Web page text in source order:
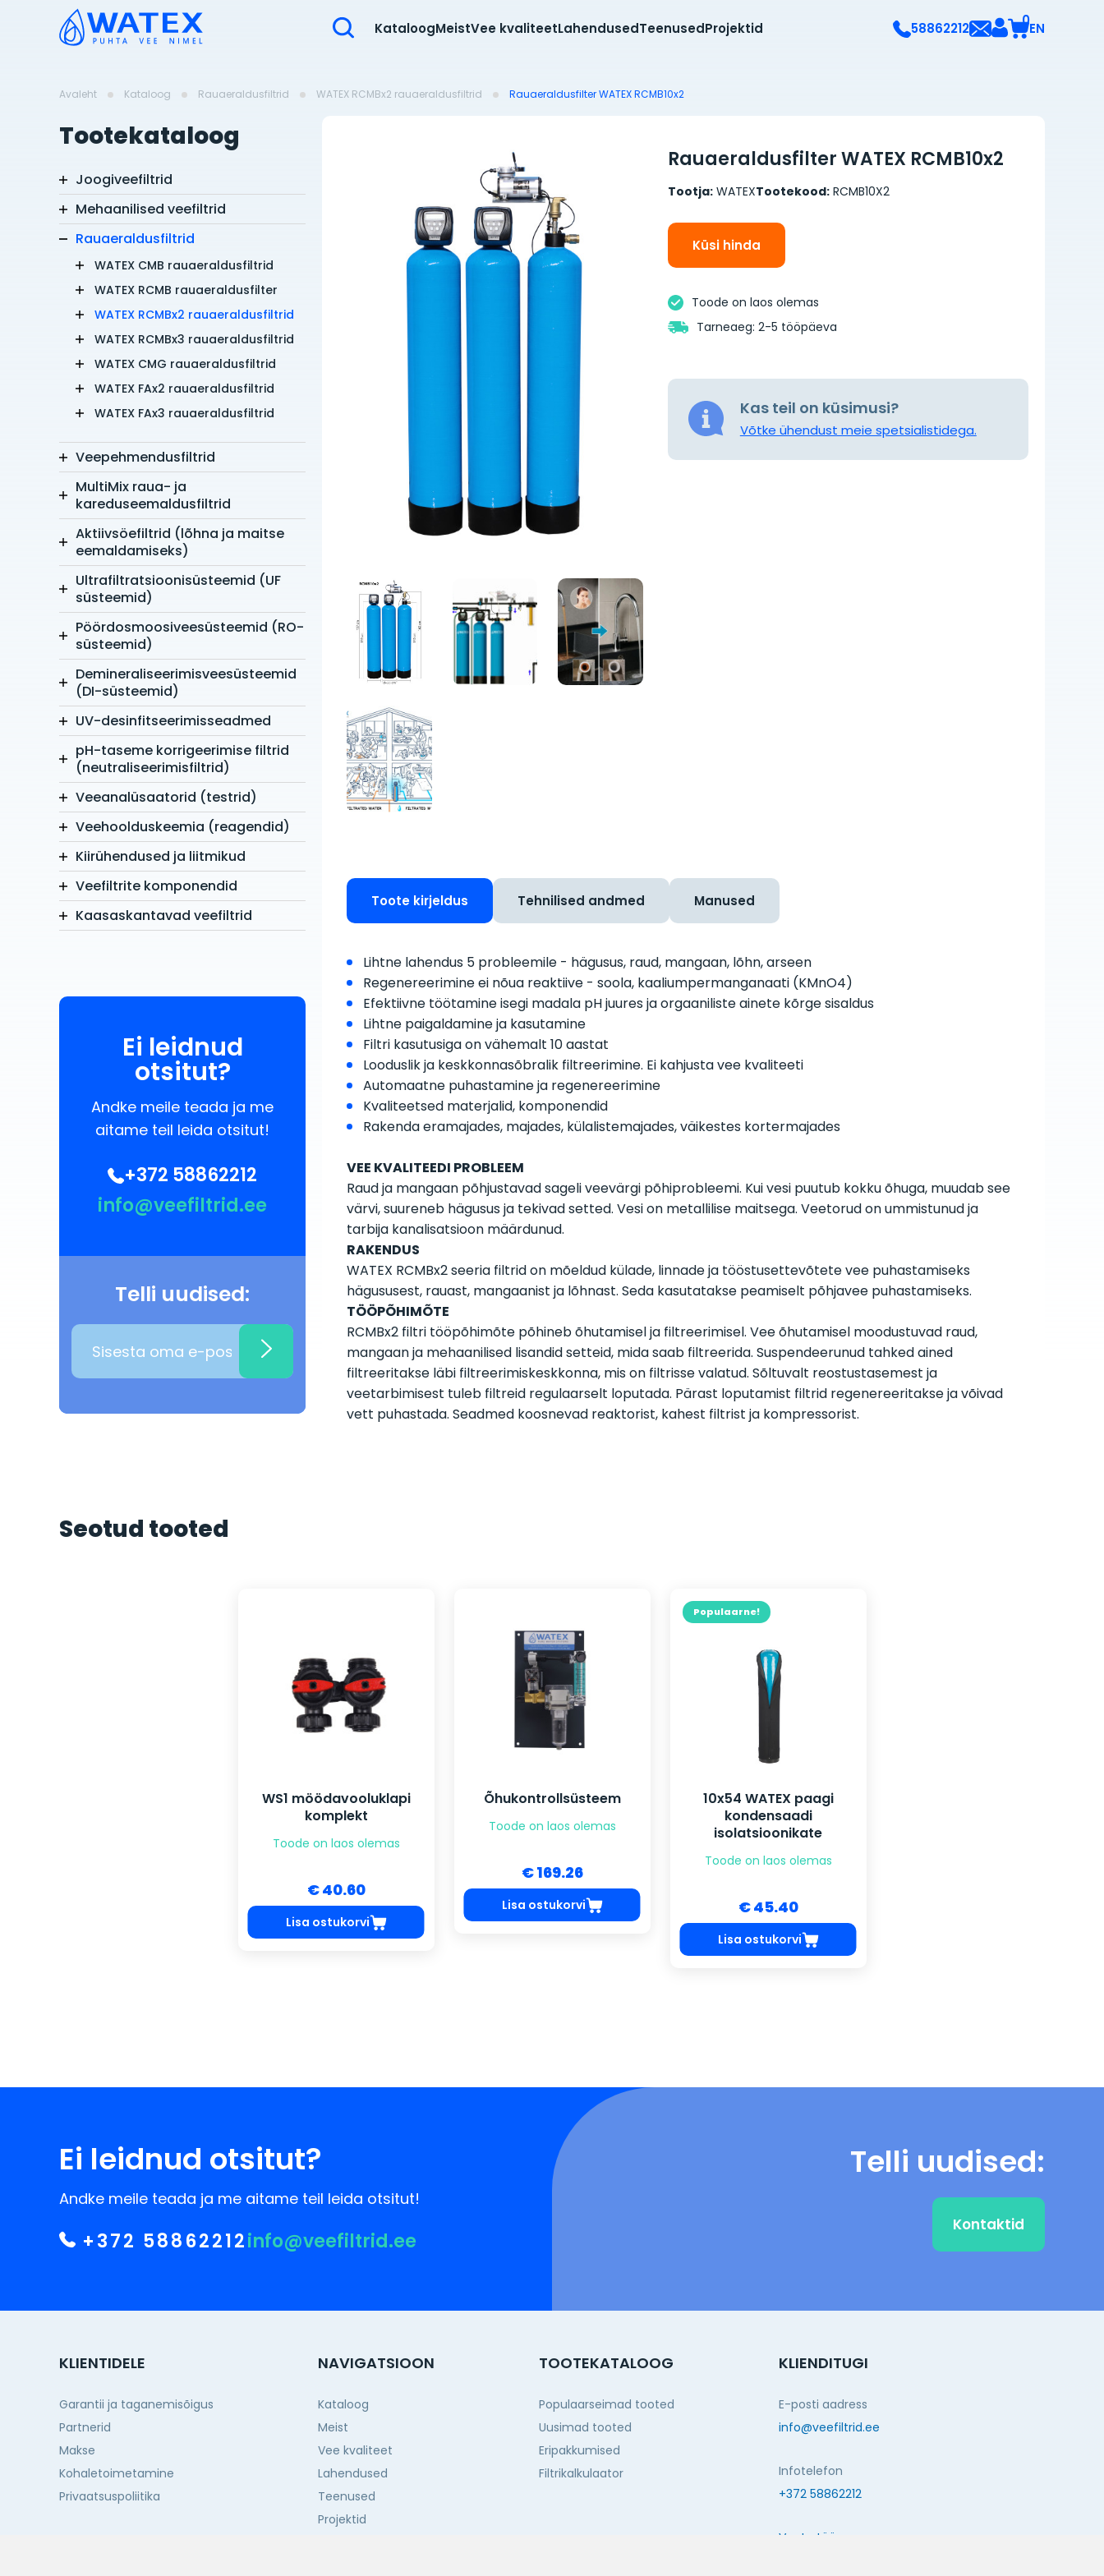
KataloogMeistVee kvaliteetLahendusedTeenusedProjektid 58862212 0EN
Avaleht Kataloog Rauaeraldusfiltrid WATEX RCMBx2 rauaeraldusfiltrid Rauaeraldusfilter WATEX RCMB10x2
Tootekataloog
Joogiveefiltrid
Mehaanilised veefiltrid
Rauaeraldusfiltrid
WATEX CMB rauaeraldusfiltrid
WATEX RCMB rauaeraldusfilter
WATEX RCMBx2 rauaeraldusfiltrid
WATEX RCMBx3 rauaeraldusfiltrid
WATEX CMG rauaeraldusfiltrid
WATEX FAx2 rauaeraldusfiltrid
WATEX FAx3 rauaeraldusfiltrid
Veepehmendusfiltrid
MultiMix raua- ja
kareduseemaldusfiltrid
Aktiivsöefiltrid (lõhna ja maitse
eemaldamiseks)
Ultrafiltratsioonisüsteemid (UF
süsteemid)
Pöördosmoosiveesüsteemid (RO-
süsteemid)
Demineraliseerimisveesüsteemid
(DI-süsteemid)
UV-desinfitseerimisseadmed
pH-taseme korrigeerimise filtrid
(neutraliseerimisfiltrid)
Veeanalüsaatorid (testrid)
Veehoolduskeemia (reagendid)
Kiirühendused ja liitmikud
Veefiltrite komponendid
Kaasaskantavad veefiltrid
Ei leidnud
otsitut?
Andke meile teada ja me
aitame teil leida otsitut!
+372 58862212
info@veefiltrid.ee
Telli uudised:
Rauaeraldusfilter WATEX RCMB10x2
Tootja: WATEXTootekood:RCMB10X2
Küsi hinda
Toode on laos olemas
Tarneaeg: 2-5 tööpäeva
Kas teil on küsimusi?
Võtke ühendust meie spetsialistidega.
Toote kirjeldus Tehnilised andmed Manused
Lihtne lahendus 5 probleemile - hägusus, raud, mangaan, lõhn, arseen
Regenereerimine ei nõua reaktiive - soola, kaaliumpermanganaati (KMnO4)
Efektiivne töötamine isegi madala pH juures ja orgaaniliste ainete kõrge sisaldus
Lihtne paigaldamine ja kasutamine
Filtri kasutusiga on vähemalt 10 aastat
Looduslik ja keskkonnasõbralik filtreerimine. Ei kahjusta vee kvaliteeti
Automaatne puhastamine ja regenereerimine
Kvaliteetsed materjalid, komponendid
Rakenda eramajades, majades, külalistemajades, väikestes kortermajades
VEE KVALITEEDI PROBLEEM
Raud ja mangaan põhjustavad sageli veevärgi põhiprobleemi. Kui vesi puutub kokku õhuga, muudab see
värvi, suureneb hägusus ja tekivad setted. Vesi on metallilise maitsega. Veetorud on ummistunud ja
tarbija kanalisatsioon määrdunud.
RAKENDUS
WATEX RCMBx2 seeria filtrid on mõeldud külade, linnade ja tööstusettevõtete vee puhastamiseks
hägususest, rauast, mangaanist ja lõhnast. Seda kasutatakse peamiselt põhjavee puhastamiseks.
TÖÖPÕHIMÕTE
RCMBx2 filtri tööpõhimõte põhineb õhutamisel ja filtreerimisel. Vee õhutamisel moodustuvad raud,
mangaan ja mehaanilised lisandid setteid, mida saab filtreerida. Suspendeerunud tahked ained
filtreeritakse läbi filtreerimiskeskkonna, mis on filtrisse valatud. Sõltuvalt reostustasemest ja
veetarbimisest tuleb filtreid regulaarselt loputada. Pärast loputamist filtrid regenereeritakse ja võivad
vett puhastada. Seadmed koosnevad reaktorist, kahest filtrist ja kompressorist.
Seotud tooted
WS1 möödavooluklapi
komplekt
Toode on laos olemas
€ 40.60
Lisa ostukorvi
Õhukontrollsüsteem
Toode on laos olemas
€ 169.26
Lisa ostukorvi
Populaarne!
10x54 WATEX paagi
kondensaadi
isolatsioonikate
Toode on laos olemas
€ 45.40
Lisa ostukorvi
Ei leidnud otsitut?
Andke meile teada ja me aitame teil leida otsitut!
+372 58862212info@veefiltrid.ee
Telli uudised:
Kontaktid
KLIENTIDELE
Garantii ja taganemisõigus
Partnerid
Makse
Kohaletoimetamine
Privaatsuspoliitika
NAVIGATSIOON
Kataloog
Meist
Vee kvaliteet
Lahendused
Teenused
Projektid
TOOTEKATALOOG
Populaarseimad tooted
Uusimad tooted
Eripakkumised
Filtrikalkulaator
KLIENDITUGI
E-posti aadress
info@veefiltrid.ee
Infotelefon
+372 58862212
Vaata tööaegu